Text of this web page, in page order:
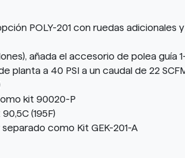
POLY-201 con ruedas
añada el accesorio de polea guía
planta a 40 PSI a un caudal de 22
kit 90020-P
(195F)
como Kit GEK-201-A